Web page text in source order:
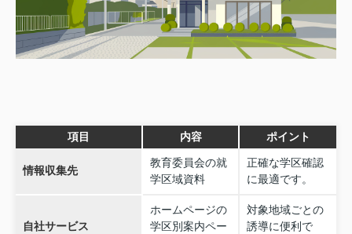
項目 内容 ポイント
情報収集先
教育委員会の就
学区域資料
正確な学区確認
に最適です。
自社サービス
ホームページの
学区別案内ペー
対象地域ごとの
誘導に便利で